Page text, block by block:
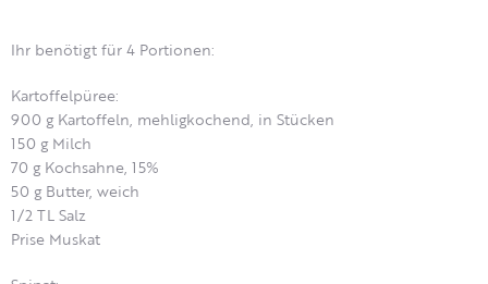
Ihr benötigt für 4 Portionen:
Kartoffelpüree:
900 g Kartoffeln, mehligkochend, in Stücken
150 g Milch
70 g Kochsahne, 15%
50 g Butter, weich
1/2 TL Salz
Prise Muskat